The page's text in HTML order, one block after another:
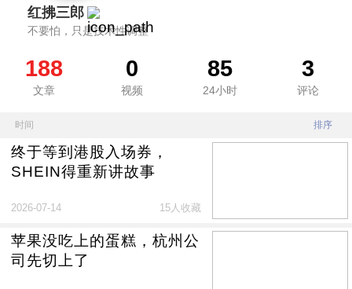
红拂三郎
不要怕，只是技术性调整
188
文章
0
视频
85
24小时
3
评论
时间 排序
终于等到港股入场券，
SHEIN得重新讲故事
2026-07-14 15人收藏
苹果没吃上的蛋糕，杭州公
司先切上了